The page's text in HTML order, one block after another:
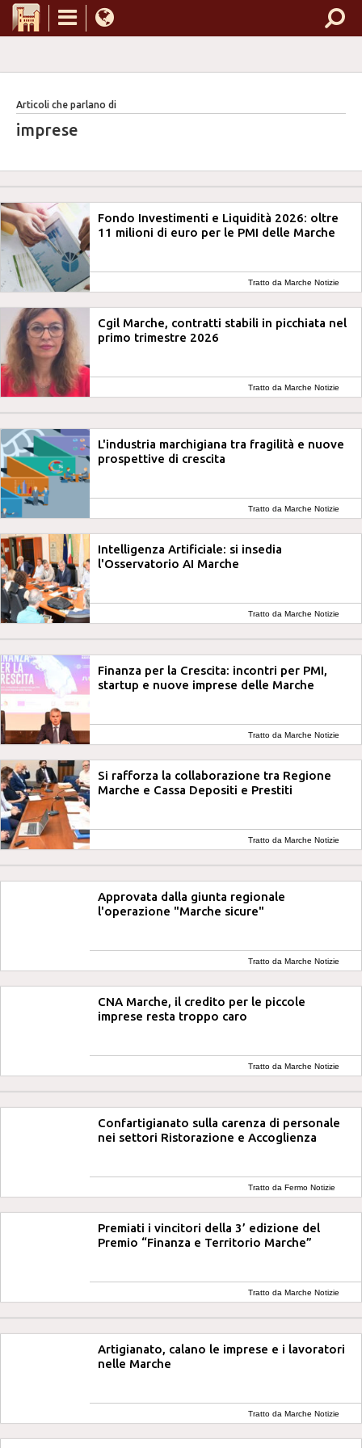
Articoli che parlano di
imprese
Fondo Investimenti e Liquidità 2026: oltre
11 milioni di euro per le PMI delle Marche
Tratto da Marche Notizie
Cgil Marche, contratti stabili in picchiata nel
primo trimestre 2026
Tratto da Marche Notizie
L'industria marchigiana tra fragilità e nuove
prospettive di crescita
Tratto da Marche Notizie
Intelligenza Artificiale: si insedia
l'Osservatorio AI Marche
Tratto da Marche Notizie
Finanza per la Crescita: incontri per PMI,
startup e nuove imprese delle Marche
Tratto da Marche Notizie
Si rafforza la collaborazione tra Regione
Marche e Cassa Depositi e Prestiti
Tratto da Marche Notizie
Approvata dalla giunta regionale
l'operazione "Marche sicure"
Tratto da Marche Notizie
CNA Marche, il credito per le piccole
imprese resta troppo caro
Tratto da Marche Notizie
Confartigianato sulla carenza di personale
nei settori Ristorazione e Accoglienza
Tratto da Fermo Notizie
Premiati i vincitori della 3’ edizione del
Premio “Finanza e Territorio Marche”
Tratto da Marche Notizie
Artigianato, calano le imprese e i lavoratori
nelle Marche
Tratto da Marche Notizie